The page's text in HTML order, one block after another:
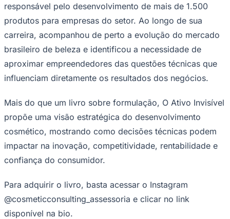
Palmeiras
responsável pelo desenvolvimento de mais de 1.500
produtos para empresas do setor. Ao longo de sua
carreira, acompanhou de perto a evolução do mercado
brasileiro de beleza e identificou a necessidade de
aproximar empreendedores das questões técnicas que
influenciam diretamente os resultados dos negócios.
Mais do que um livro sobre formulação, O Ativo Invisível
propõe uma visão estratégica do desenvolvimento
cosmético, mostrando como decisões técnicas podem
impactar na inovação, competitividade, rentabilidade e
confiança do consumidor.
Para adquirir o livro, basta acessar o Instagram
@cosmeticconsulting_assessoria e clicar no link
disponível na bio.